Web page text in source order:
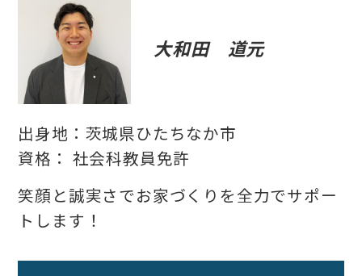
大和田 道元
出身地：茨城県ひたちなか市
資格： 社会科教員免許
笑顔と誠実さでお家づくりを全力でサポー
トします！